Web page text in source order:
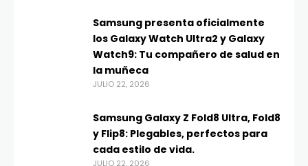
Samsung presenta oficialmente
los Galaxy Watch Ultra2 y Galaxy
Watch9: Tu compañero de salud en
la muñeca
JULIO 22, 2026
Samsung Galaxy Z Fold8 Ultra, Fold8
y Flip8: Plegables, perfectos para
cada estilo de vida.
JULIO 22, 2026